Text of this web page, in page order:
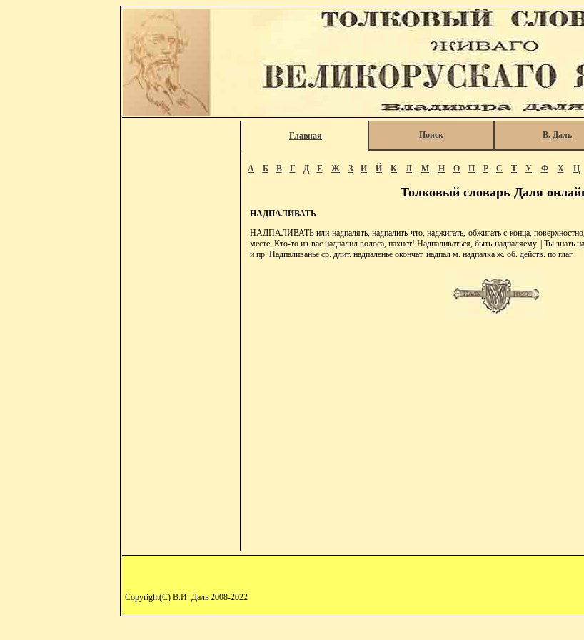
Главная Поиск В. Даль
А Б В Г Д Е Ж З И Й К Л М Н О П Р С Т У Ф Х Ц
Толковый словарь Даля
НАДПАЛИВАТЬ
НАДПАЛИВАТЬ или надпалять, надпалить что, наджигать, обжигать с конца,
месте. Кто-то из вас надпалил волоса, пахнет! Надпаливаться, быть надпаляему. | Ты знать
и пр. Надпаливанье ср. длит. надпаленье окончат. надпал м. надпалка ж. об. действ. по глаг.
Copyright(C) В.И. Даль 2008-2022